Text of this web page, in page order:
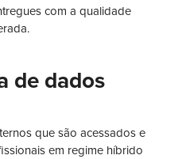
com a qualidade
de dados
que são acessados e
em regime híbrido